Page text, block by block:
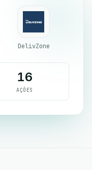
DelivZone
16
AÇÕES